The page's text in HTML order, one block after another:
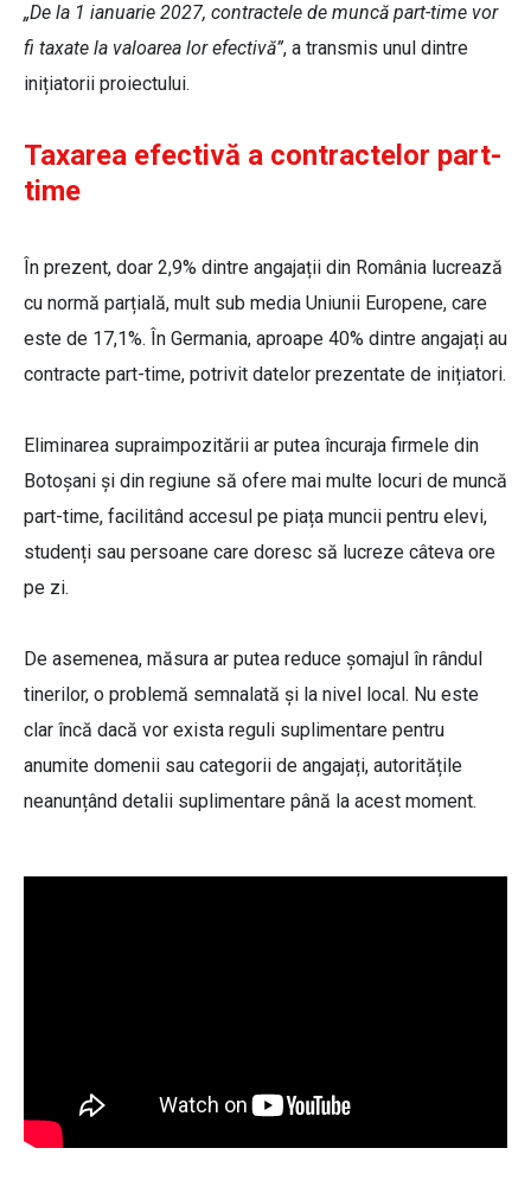
„De la 1 ianuarie 2027, contractele de muncă part-time vor
fi taxate la valoarea lor efectivă”, a transmis unul dintre
inițiatorii proiectului.
Taxarea efectivă a contractelor part-
time
În prezent, doar 2,9% dintre angajații din România lucrează
cu normă parțială, mult sub media Uniunii Europene, care
este de 17,1%. În Germania, aproape 40% dintre angajați au
contracte part-time, potrivit datelor prezentate de inițiatori.
Eliminarea supraimpozitării ar putea încuraja firmele din
Botoșani și din regiune să ofere mai multe locuri de muncă
part-time, facilitând accesul pe piața muncii pentru elevi,
studenți sau persoane care doresc să lucreze câteva ore
pe zi.
De asemenea, măsura ar putea reduce șomajul în rândul
tinerilor, o problemă semnalată și la nivel local. Nu este
clar încă dacă vor exista reguli suplimentare pentru
anumite domenii sau categorii de angajați, autoritățile
neanunțând detalii suplimentare până la acest moment.